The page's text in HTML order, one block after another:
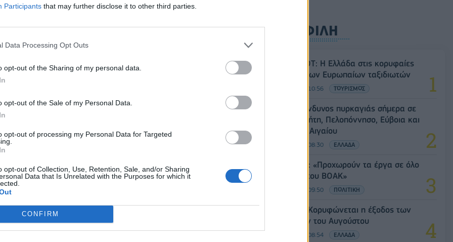
Participants that may further disclose it to other third parties.
Data Processing Opt Outs
opt-out of the Sharing of my personal data.
opt-out of the Sale of my Personal Data.
opt-out of processing my Personal Data for Targeted
opt-out of Collection, Use, Retention, Sale, and/or Sharing
Data that Is Unrelated with the Purposes for which it
CONFIRM
ΔΗΜΟΦΙΛΗ
Έρευνα ΕΟΤ: Η Ελλάδα στις κορυφαίες
επιλογές των Ευρωπαίων ταξιδιωτών
07/08/2026 - 10:56 ΤΟΥΡΙΣΜΟΣ
Υψηλός κίνδυνος πυρκαγιάς σήμερα σε
Αττική, Κρήτη, Πελοπόννησο, Εύβοια και
νησιά του Αιγαίου
07/08/2026 - 08:30 ΕΛΛΑΔΑ
Χρ. Δήμας: «Προχωρούν τα έργα σε όλο
το μήκος του ΒΟΑΚ»
07/08/2026 - 09:50 ΠΟΛΙΤΙΚΗ
Πειραιάς: Κορυφώνεται η έξοδος των
αδειούχων του Αυγούστου
07/08/2026 - 08:54 ΕΛΛΑΔΑ